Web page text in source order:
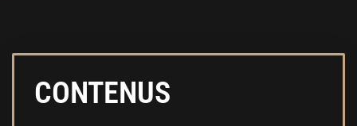
CONTENUS